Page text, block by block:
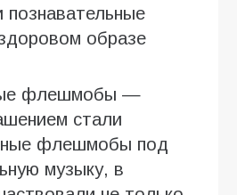
познавательные
образе
флешмобы —
стали
флешмобы под
музыку, в